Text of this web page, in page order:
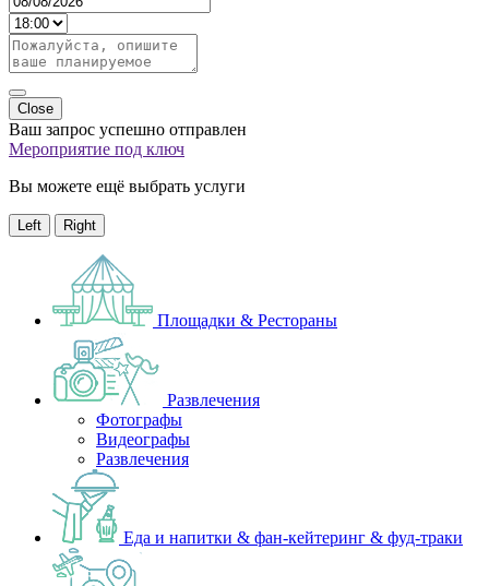
Close
Ваш запрос успешно отправлен
Мероприятие под ключ
Вы можете ещё выбрать услуги
Left Right
Площадки & Рестораны
Развлечения
Фотографы
Видеографы
Развлечения
Еда и напитки & фан-кейтеринг & фуд-траки